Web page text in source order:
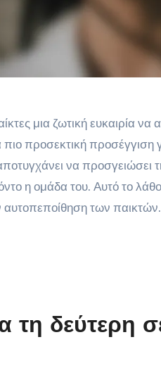
μια ζωτική ευκαιρία
προσεκτική προσέγγιση
να προσγειώσει
η ομάδα του. Αυτό το
αυτοπεποίθηση των παικτών.
τη δεύτερη